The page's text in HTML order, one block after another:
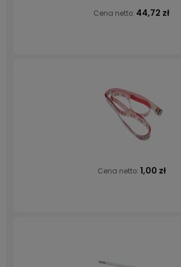
Cena netto: 44,72 zł
Cena netto: 1,00 zł